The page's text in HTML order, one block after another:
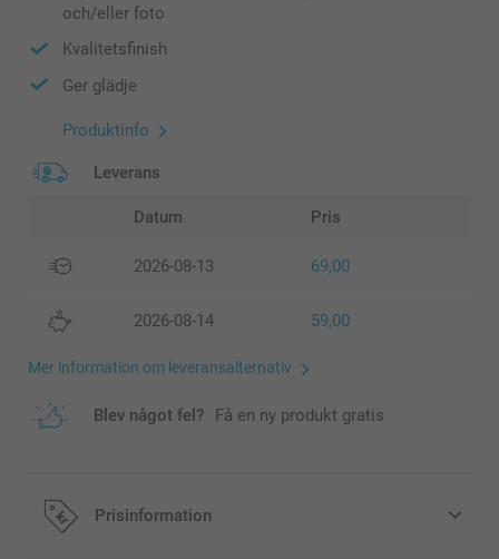
och/eller foto
Kvalitetsfinish
Ger glädje
Produktinfo
Leverans
Datum Pris
2026-08-13 69,00
2026-08-14 59,00
Mer information om leveransalternativ
Blev något fel? Få en ny produkt gratis
Prisinformation